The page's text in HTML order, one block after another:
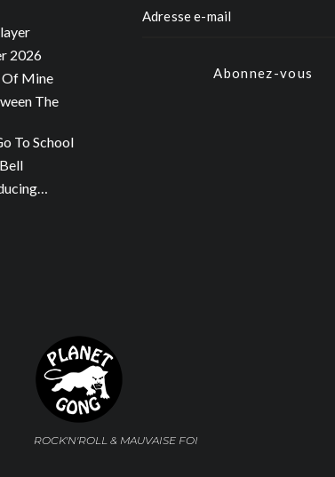
2026
Of Mine
The
To School
Abonnez-vous
ROCK'N'ROLL & MAUVAISE FOI